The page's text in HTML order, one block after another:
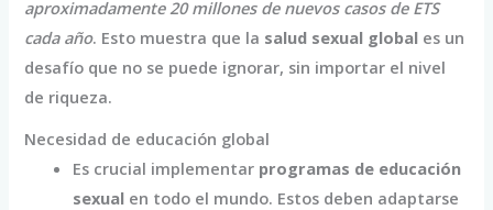
aproximadamente 20 millones de nuevos casos de ETS
cada año. Esto muestra que la salud sexual global es un
desafío que no se puede ignorar, sin importar el nivel
de riqueza.
Necesidad de educación global
Es crucial implementar programas de educación
sexual en todo el mundo. Estos deben adaptarse